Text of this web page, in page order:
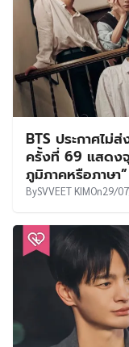
BTS ประกาศไม่
ครั้งที่ 69 แสดง
ภูมิภาคหรือภาษา”
BySVVEET KIMOn29/